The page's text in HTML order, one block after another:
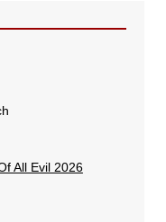
All Evil 2026